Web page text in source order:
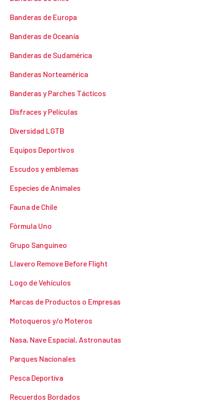
Banderas de Europa
Banderas de Oceanía
Banderas de Sudamérica
Banderas Norteamérica
Banderas y Parches Tácticos
Disfraces y Películas
Diversidad LGTB
Equipos Deportivos
Escudos y emblemas
Especies de Animales
Fauna de Chile
Fórmula Uno
Grupo Sanguineo
Llavero Remove Before Flight
Logo de Vehículos
Marcas de Productos o Empresas
Motoqueros y/o Moteros
Nasa, Nave Espacial, Astronautas
Parques Nacionales
Pesca Deportiva
Recuerdos Bordados